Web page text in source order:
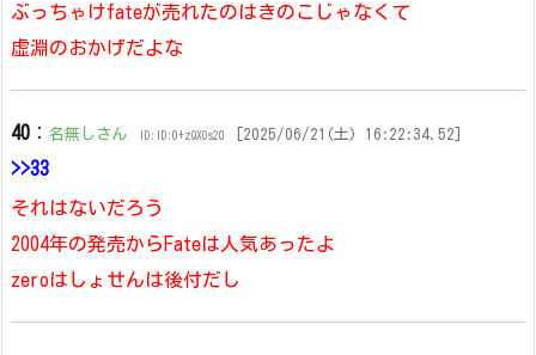
ぶっちゃけfateが売れたのはきのこじゃなくて
虚淵のおかげだよな
40 ： 名無しさん ID:ID:0+zQXOs20 [2025/06/21(土) 16:22:34.52]
>>33
それはないだろう
2004年の発売からFateは人気あったよ
zeroはしょせんは後付だし